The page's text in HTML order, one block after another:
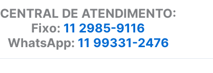
CENTRAL DE ATENDIMENTO:
Fixo: 11 2985-9116
WhatsApp: 11 99331-2476